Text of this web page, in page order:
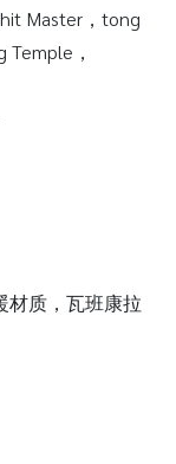
Master，tong
Temple，
材质，瓦班康拉